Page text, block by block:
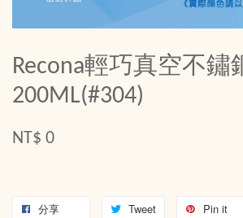
Recona輕巧真空不鏽
200ML(#304)
NT$ 0
分享 Tweet Pin it